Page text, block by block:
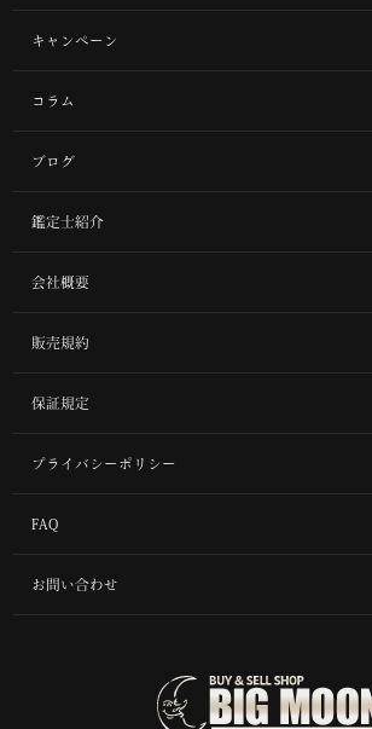
キャンペーン
コラム
ブログ
鑑定士紹介
会社概要
販売規約
保証規定
プライバシーポリシー
FAQ
お問い合わせ